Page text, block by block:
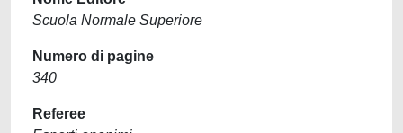
Scuola Normale Superiore
Numero di pagine
340
Referee